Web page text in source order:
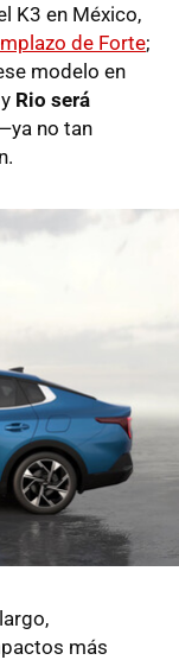
K3 en México,
de Forte;
modelo en
Rio será
no tan
más